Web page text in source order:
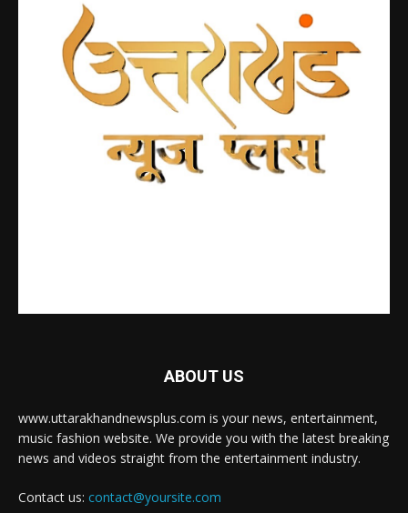
ABOUT US
www.uttarakhandnewsplus.com is your news, entertainment,
music fashion website. We provide you with the latest breaking
news and videos straight from the entertainment industry.
Contact us: contact@yoursite.com